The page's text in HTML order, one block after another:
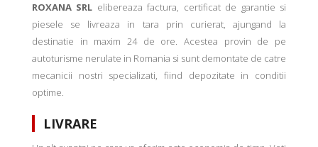
ROXANA SRL elibereaza factura, certificat de garantie si
piesele se livreaza in tara prin curierat, ajungand la
destinatie in maxim 24 de ore. Acestea provin de pe
autoturisme nerulate in Romania si sunt demontate de catre
mecanicii nostri specializati, fiind depozitate in conditii
optime.
LIVRARE